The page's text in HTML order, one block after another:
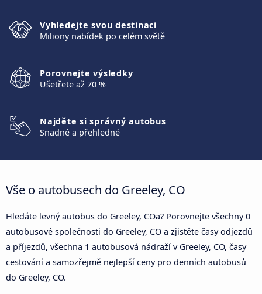
Vyhledejte svou destinaci
Miliony nabídek po celém světě
Porovnejte výsledky
Ušetřete až 70 %
Najděte si správný autobus
Snadné a přehledné
Vše o autobusech do Greeley, CO
Hledáte levný autobus do Greeley, COa? Porovnejte všechny 0
autobusové společnosti do Greeley, CO a zjistěte časy odjezdů
a příjezdů, všechna 1 autobusová nádraží v Greeley, CO, časy
cestování a samozřejmě nejlepší ceny pro denních autobusů
do Greeley, CO.